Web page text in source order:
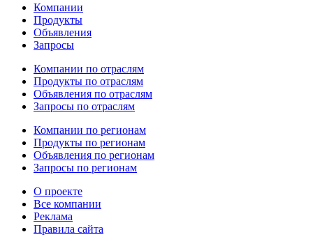
Компании
Продукты
Объявления
Запросы
Компании по отраслям
Продукты по отраслям
Объявления по отраслям
Запросы по отраслям
Компании по регионам
Продукты по регионам
Объявления по регионам
Запросы по регионам
О проекте
Все компании
Реклама
Правила сайта